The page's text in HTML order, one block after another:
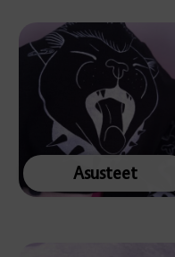
Asusteet